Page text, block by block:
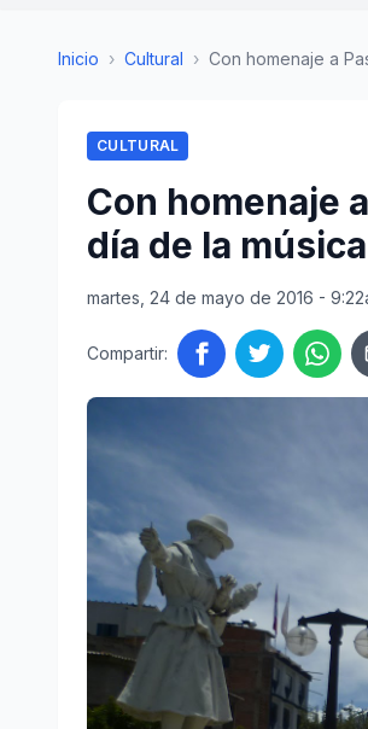
Inicio › Cultural › Con homenaje a
CULTURAL
Con homenaje
día de la
martes, 24 de mayo de 2016 -
Compartir: